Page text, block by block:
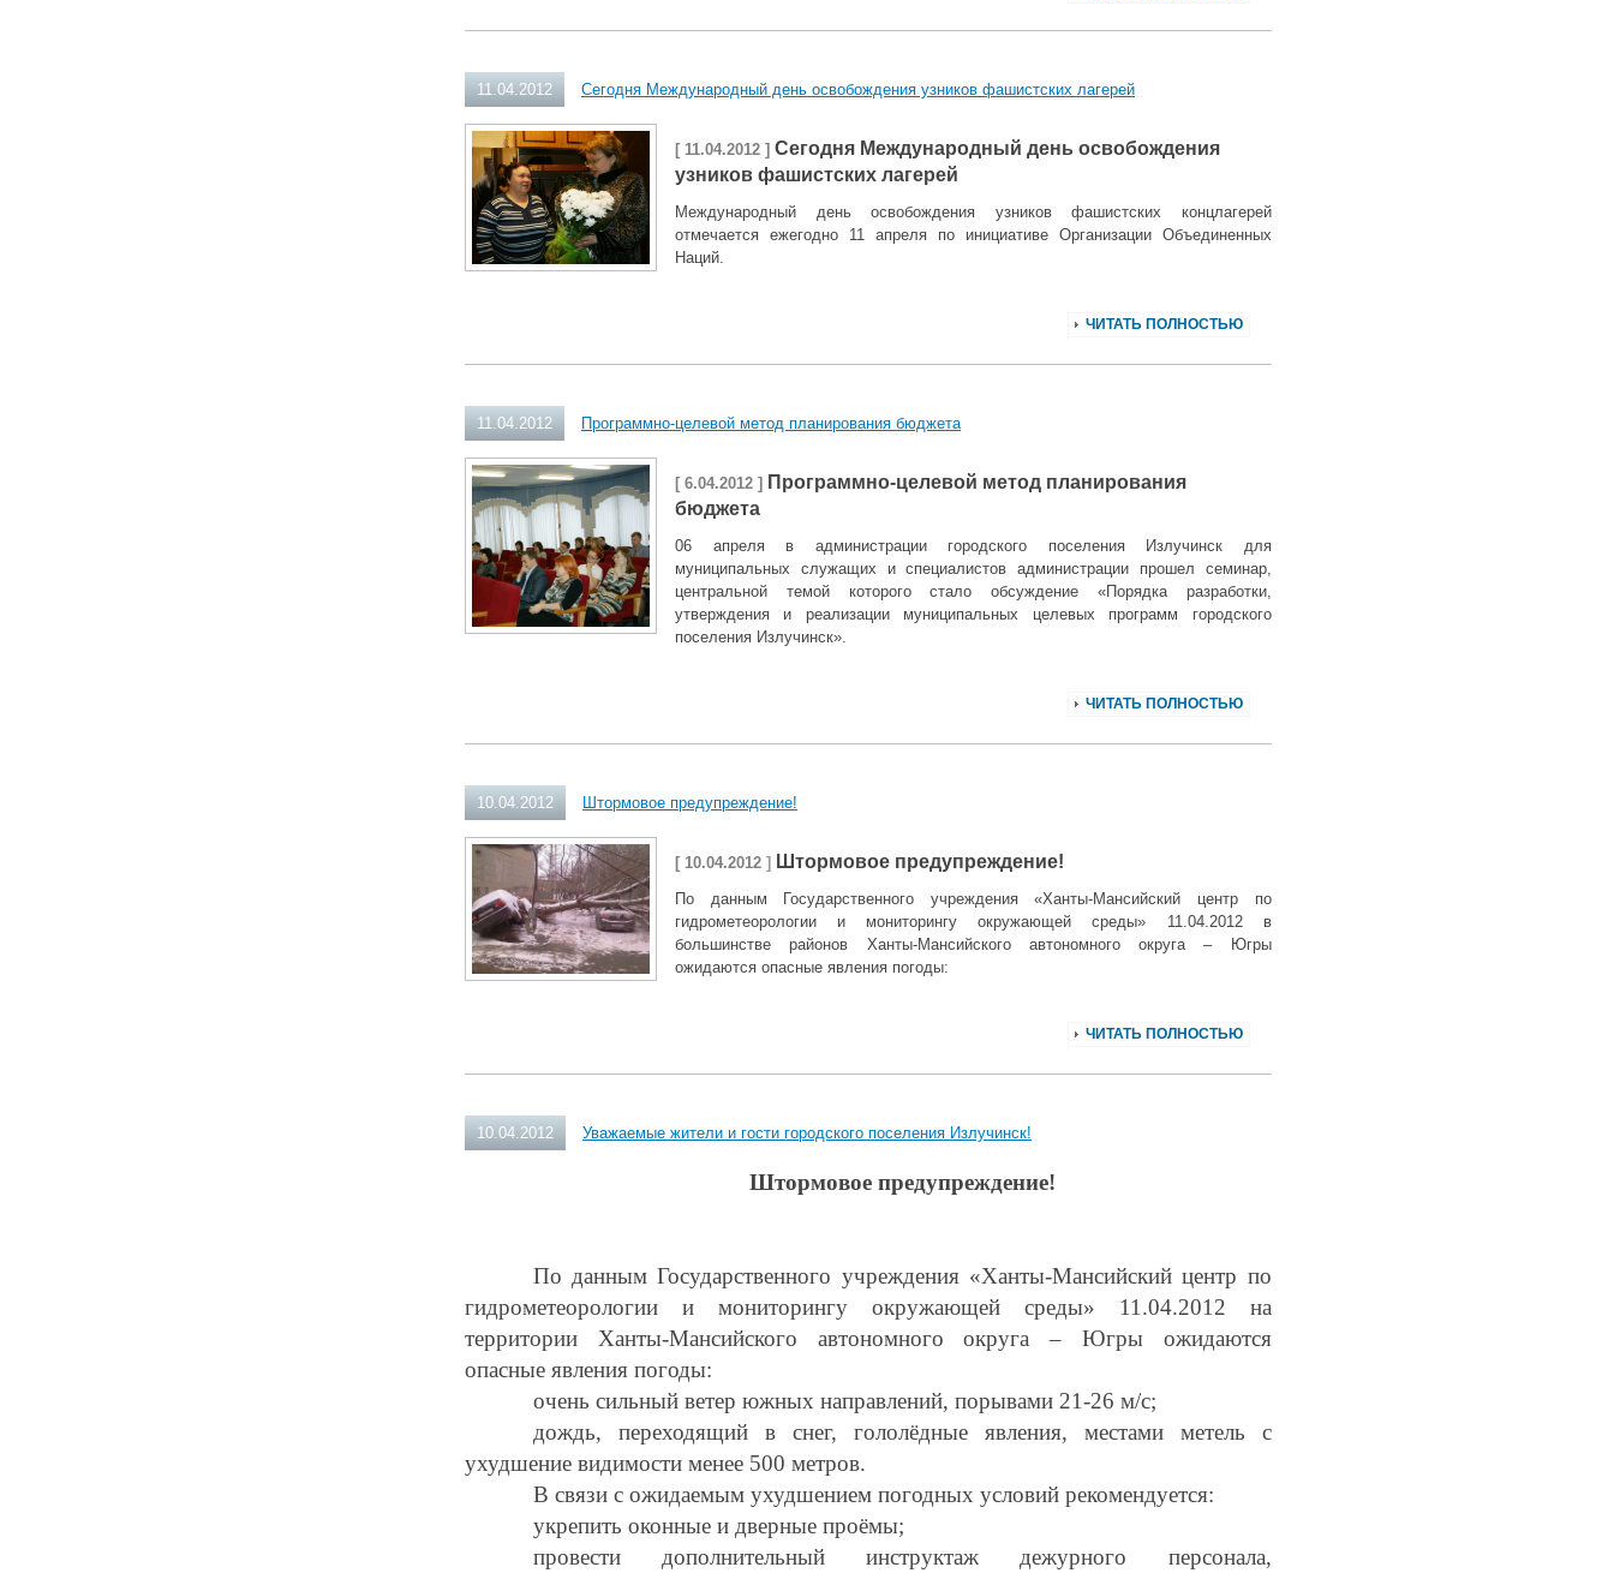
11.04.2012 Сегодня Международный день освобождения узников фашистских лагерей
[ 11.04.2012 ] Сегодня Международный день освобождения
узников фашистских лагерей
Международный день освобождения узников фашистских концлагерей
отмечается ежегодно 11 апреля по инициативе Организации Объединенных
Наций.
ЧИТАТЬ ПОЛНОСТЬЮ
11.04.2012 Программно-целевой метод планирования бюджета
[ 6.04.2012 ] Программно-целевой метод планирования
бюджета
06 апреля в администрации городского поселения Излучинск для
муниципальных служащих и специалистов администрации прошел семинар,
центральной темой которого стало обсуждение «Порядка разработки,
утверждения и реализации муниципальных целевых программ городского
поселения Излучинск».
ЧИТАТЬ ПОЛНОСТЬЮ
10.04.2012 Штормовое предупреждение!
[ 10.04.2012 ] Штормовое предупреждение!
По данным Государственного учреждения «Ханты-Мансийский центр по
гидрометеорологии и мониторингу окружающей среды» 11.04.2012 в
большинстве районов Ханты-Мансийского автономного округа – Югры
ожидаются опасные явления погоды:
ЧИТАТЬ ПОЛНОСТЬЮ
10.04.2012 Уважаемые жители и гости городского поселения Излучинск!
Штормовое предупреждение!
По данным Государственного учреждения «Ханты-Мансийский центр по
гидрометеорологии и мониторингу окружающей среды» 11.04.2012 на
территории Ханты-Мансийского автономного округа – Югры ожидаются
опасные явления погоды:
очень сильный ветер южных направлений, порывами 21-26 м/с;
дождь, переходящий в снег, гололёдные явления, местами метель с
ухудшение видимости менее 500 метров.
В связи с ожидаемым ухудшением погодных условий рекомендуется:
укрепить оконные и дверные проёмы;
провести дополнительный инструктаж дежурного персонала,